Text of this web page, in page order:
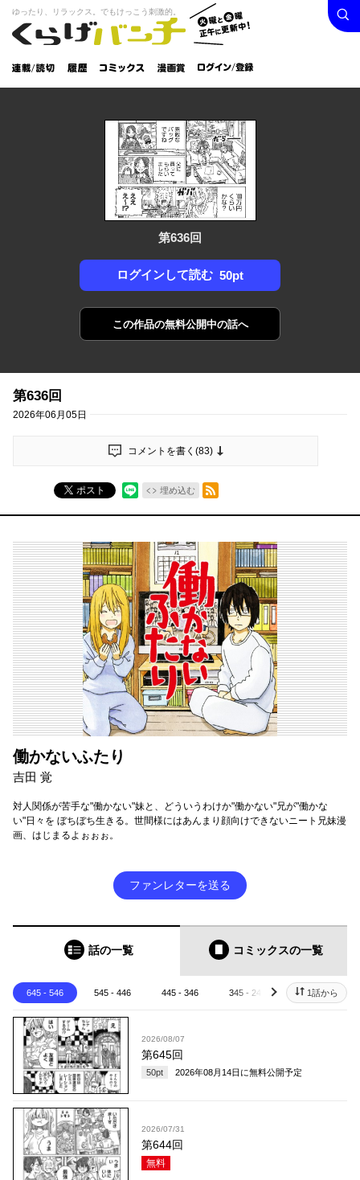
くらげバンチ
火曜と
金曜正
午に更
新中！
ゆったり、リラックス。でもけっこう刺激的。
連載/読
切
履
歴
コミック
漫画
賞
ログイン /
登録
検索
第636回
ログインして読む 50pt
この作品の無料公開中の話へ
第636回
2026年06月05日
コメントを書く(83)
ポスト 埋め込む
RSSフィード
働かないふたり
吉田 覚
対人関係が苦手な"働かない"妹と、どういうわけか"働かない"兄が"働かな
い"日々を ぼちぼち生きる。世間様にはあんまり顔向けできないニート兄妹漫
画、はじまるよぉぉぉ。
ファンレターを送る
話の一覧 コミックスの一覧
645 - 546 545 - 446 445 - 346 345 - 246 245 - 146
next 1話から
2026/08/07
第645回
50pt 2026年08月14日 に無料公開予定
2026/07/31
第644回
無料